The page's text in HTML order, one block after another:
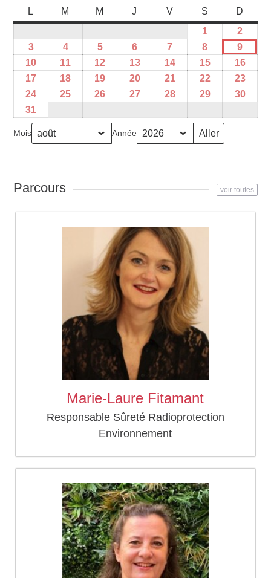
L M M J V S
D
1
2
3
4 5 6 7 8
9
10
11 12 13 14 15
16
17
18 19 20 21 22
23
24
25 26 27 28 29
30
31
Mois Année
Parcours voir toutes
Marie-Laure Fitamant
Responsable Sûreté Radioprotection
Environnement